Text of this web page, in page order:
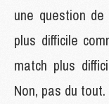
une question
plus difficile
match plus
Non, pas du